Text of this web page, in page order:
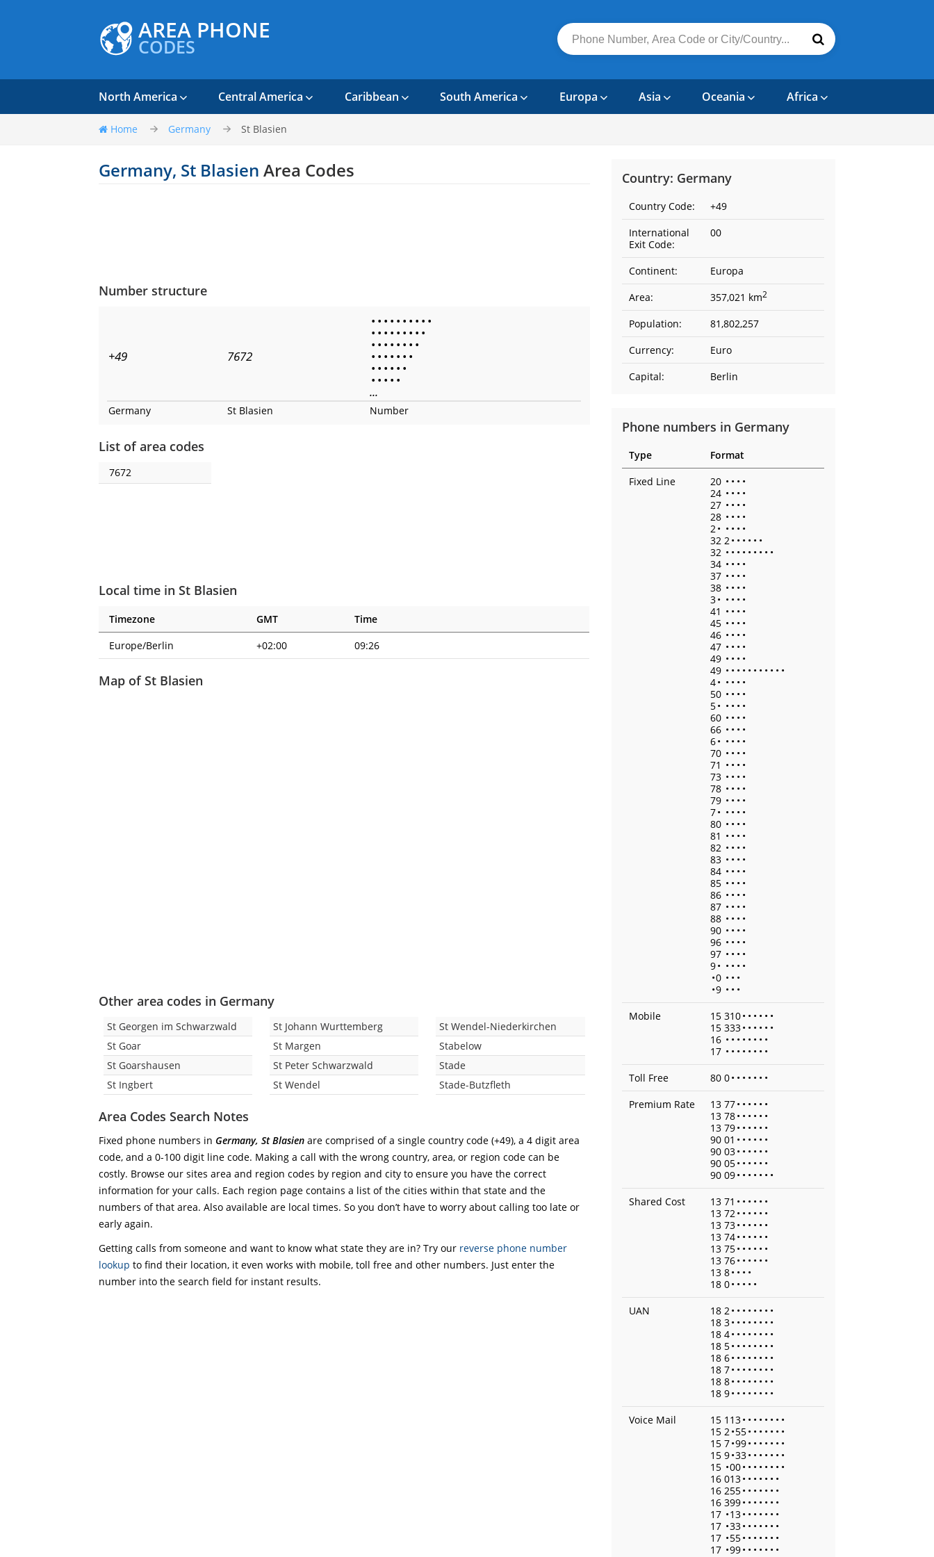
AREA PHONE
CODES
North America Central America Caribbean South America Europa Asia Oceania Africa
Home Germany St Blasien
Germany, St Blasien Area Codes
Number structure
+49 7672
• • • • • • • • • •
• • • • • • • • •
• • • • • • • •
• • • • • • •
• • • • • •
• • • • •
...
Germany St Blasien Number
List of area codes
7672
Local time in St Blasien
Timezone GMT
Time
Europe/Berlin
+02:00 09:26
Map of St Blasien
Other area codes in Germany
St Georgen im Schwarzwald
St Goar
St Goarshausen
St Ingbert
St Johann Wurttemberg
St Margen
St Peter Schwarzwald
St Wendel
St Wendel-Niederkirchen
Stabelow
Stade
Stade-Butzfleth
Area Codes Search Notes
Fixed phone numbers in Germany, St Blasien are comprised of a single country code (+49), a 4 digit area
code, and a 0-100 digit line code. Making a call with the wrong country, area, or region code can be
costly. Browse our sites area and region codes by region and city to ensure you have the correct
information for your calls. Each region page contains a list of the cities within that state and the
numbers of that area. Also available are local times. So you don’t have to worry about calling too late or
early again.
Getting calls from someone and want to know what state they are in? Try our reverse phone number
lookup to find their location, it even works with mobile, toll free and other numbers. Just enter the
number into the search field for instant results.
Country: Germany
Country Code:
+49
International
Exit Code:
00
Continent:
Europa
Area:
357,021 km2
Population:
81,802,257
Currency:
Euro
Capital:
Berlin
Phone numbers in Germany
Type
Format
Fixed Line
20 • • • •
24 • • • •
27 • • • •
28 • • • •
2• • • • •
32 2• • • • • •
32 • • • • • • • • •
34 • • • •
37 • • • •
38 • • • •
3• • • • •
41 • • • •
45 • • • •
46 • • • •
47 • • • •
49 • • • •
49 • • • • • • • • • • •
4• • • • •
50 • • • •
5• • • • •
60 • • • •
66 • • • •
6• • • • •
70 • • • •
71 • • • •
73 • • • •
78 • • • •
79 • • • •
7• • • • •
80 • • • •
81 • • • •
82 • • • •
83 • • • •
84 • • • •
85 • • • •
86 • • • •
87 • • • •
88 • • • •
90 • • • •
96 • • • •
97 • • • •
9• • • • •
•0 • • •
•9 • • •
Mobile
15 310• • • • • •
15 333• • • • • •
16 • • • • • • • •
17 • • • • • • • •
Toll Free
80 0• • • • • • •
Premium Rate
13 77• • • • • •
13 78• • • • • •
13 79• • • • • •
90 01 • • • • • •
90 03• • • • • •
90 05• • • • • •
90 09• • • • • • •
Shared Cost
13 71 • • • • • •
13 72• • • • • •
13 73• • • • • •
13 74• • • • • •
13 75• • • • • •
13 76• • • • • •
13 8• • • •
18 0• • • • •
UAN
18 2• • • • • • • •
18 3• • • • • • • •
18 4• • • • • • • •
18 5• • • • • • • •
18 6• • • • • • • •
18 7• • • • • • • •
18 8• • • • • • • •
18 9• • • • • • • •
Voice Mail
15 113• • • • • • • •
15 2•55• • • • • • •
15 7•99• • • • • • •
15 9•33• • • • • • •
15 •00• • • • • • • •
16 013• • • • • • •
16 255• • • • • • •
16 399• • • • • • •
17 •13• • • • • • •
17 •33• • • • • • •
17 •55• • • • • • •
17 •99• • • • • • •